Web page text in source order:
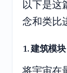
以下是这
念和类比
1. 建筑模